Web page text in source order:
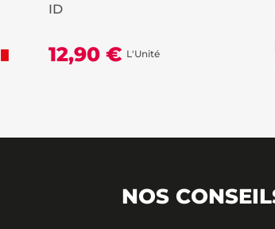
ID
12,90 € L'Unité
NOS